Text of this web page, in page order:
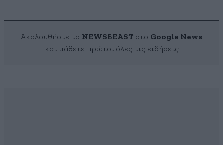
Ακολουθήστε το NEWSBEAST στο Google News
και μάθετε πρώτοι όλες τις ειδήσεις